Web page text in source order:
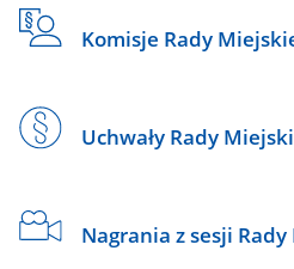
Komisje Rady
Uchwały Rady
Nagrania z sesji